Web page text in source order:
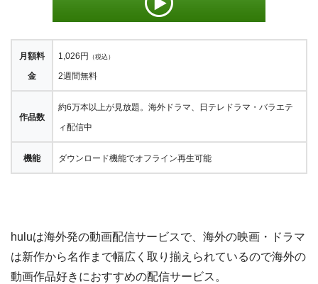
月額料
金
1,026円 （税込）
2週間無料
作品数
約6万本以上が見放題。海外ドラマ、日テレドラマ・バラエテ
ィ配信中
機能 ダウンロード機能でオフライン再生可能
huluは海外発の動画配信サービスで、海外の映画・ドラマ
は新作から名作まで幅広く取り揃えられているので海外の
動画作品好きにおすすめの配信サービス。